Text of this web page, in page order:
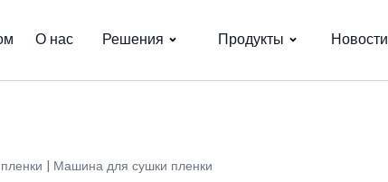
О нас Решения Продукты Новости
| Машина для сушки пленки